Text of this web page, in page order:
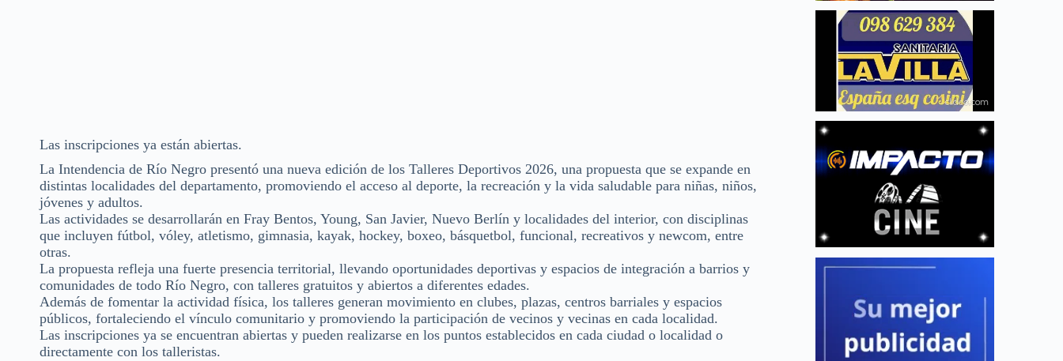
Las inscripciones ya están abiertas.
La Intendencia de Río Negro presentó una nueva edición de los Talleres Deportivos 2026, una propuesta que se expande en
distintas localidades del departamento, promoviendo el acceso al deporte, la recreación y la vida saludable para niñas, niños,
jóvenes y adultos.
Las actividades se desarrollarán en Fray Bentos, Young, San Javier, Nuevo Berlín y localidades del interior, con disciplinas
que incluyen fútbol, vóley, atletismo, gimnasia, kayak, hockey, boxeo, básquetbol, funcional, recreativos y newcom, entre
otras.
La propuesta refleja una fuerte presencia territorial, llevando oportunidades deportivas y espacios de integración a barrios y
comunidades de todo Río Negro, con talleres gratuitos y abiertos a diferentes edades.
Además de fomentar la actividad física, los talleres generan movimiento en clubes, plazas, centros barriales y espacios
públicos, fortaleciendo el vínculo comunitario y promoviendo la participación de vecinos y vecinas en cada localidad.
Las inscripciones ya se encuentran abiertas y pueden realizarse en los puntos establecidos en cada ciudad o localidad o
directamente con los talleristas.